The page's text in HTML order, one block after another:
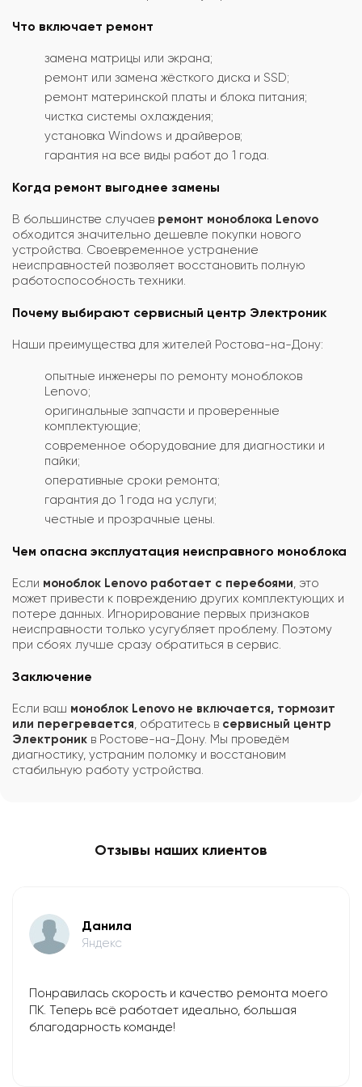
Что включает ремонт
замена матрицы или экрана;
ремонт или замена жёсткого диска и SSD;
ремонт материнской платы и блока питания;
чистка системы охлаждения;
установка Windows и драйверов;
гарантия на все виды работ до 1 года.
Когда ремонт выгоднее замены
В большинстве случаев ремонт моноблока Lenovo
обходится значительно дешевле покупки нового
устройства. Своевременное устранение
неисправностей позволяет восстановить полную
работоспособность техники.
Почему выбирают сервисный центр Электроник
Наши преимущества для жителей Ростова-на-Дону:
опытные инженеры по ремонту моноблоков
Lenovo;
оригинальные запчасти и проверенные
комплектующие;
современное оборудование для диагностики и
пайки;
оперативные сроки ремонта;
гарантия до 1 года на услуги;
честные и прозрачные цены.
Чем опасна эксплуатация неисправного моноблока
Если моноблок Lenovo работает с перебоями , это
может привести к повреждению других комплектующих и
потере данных. Игнорирование первых признаков
неисправности только усугубляет проблему. Поэтому
при сбоях лучше сразу обратиться в сервис.
Заключение
Если ваш моноблок Lenovo не включается, тормозит
или перегревается , обратитесь в сервисный центр
Электроник в Ростове-на-Дону. Мы проведём
диагностику, устраним поломку и восстановим
стабильную работу устройства.
Отзывы наших клиентов
Данила
Яндекс
Понравилась скорость и качество ремонта моего
ПК. Теперь всё работает идеально, большая
благодарность команде!